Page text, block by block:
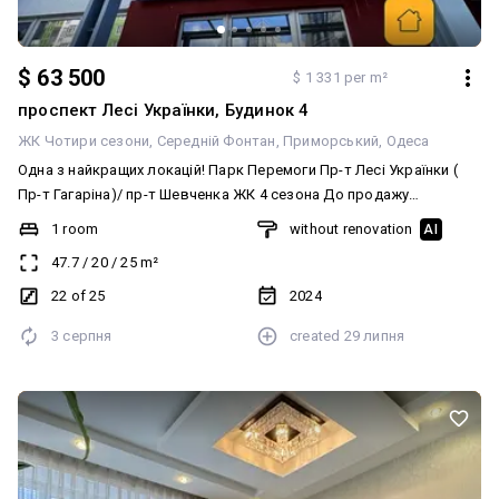
$ 63 500 $ 1 331 per m²
проспект Лесі Українки, Будинок 4
ЖК Чотири сезони Середній Фонтан Приморський Одеса
Одна з найкращих локацій! Парк Перемоги Пр-т Лесі Українки (
Пр-т Гагаріна)/ пр-т Шевченка ЖК 4 сезона До продажу
пропонується однокімнатна квартира Без ремонту Вільне
планування Еркерне панорамне скління, що робить квартиру
світлою! Красивий вид із вікна на парк Победы та море!
Квартира загальною площею 47.7 м2 Сам комплекс закритого
комплексі є магазини, кавярні, відділення Нової пошти, салон
обл.адміністрації, а також хороша транспортна розвязка, до
моря 10 хвилин пішки! Це чудова інвестиція, як для життя, так і
під орендний бізнес!
1 room
47.7/20/25m²
22 of 25
without renovation AI
2024
3 серпня created 29 липня